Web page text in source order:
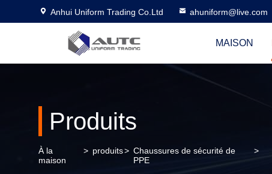
Anhui Uniform Trading Co.Ltd ahuniform@live.com
MAISON
Produits
À la
maison
> produits> Chaussures de sécurité de
PPE
>